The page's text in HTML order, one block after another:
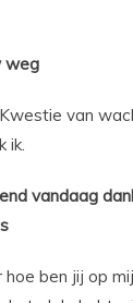
weg
van
ik.
vandaag
hoe ben jij op